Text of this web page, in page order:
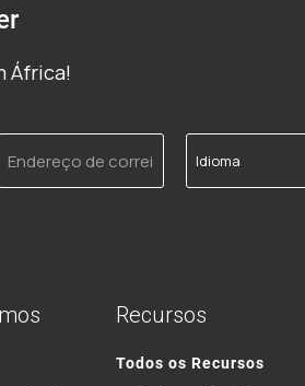
África!
de
Idioma
Recursos
Todos os Recursos